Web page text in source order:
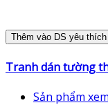
Thêm vào DS yêu thích
Tranh dán tường
Sản phẩm